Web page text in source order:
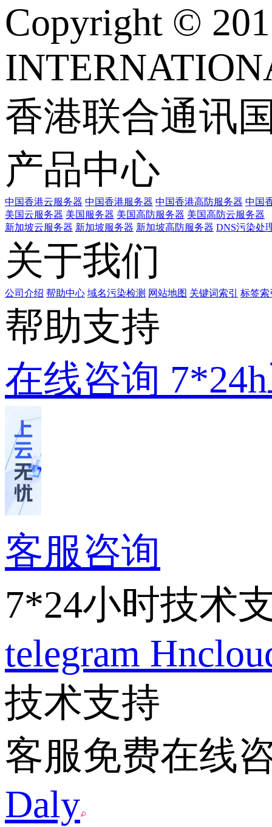
Copyright ©
香港联合通讯
产品中心
中国香港云服务器 中国香港服务器 中国香港高防服务器 中国
美国云服务器 美国服务器 美国高防服务器 美国高防云服务器
新加坡云服务器 新加坡服务器 新加坡高防服务器 DNS污染处
关于我们
公司介绍 帮助中心 域名污染检测 网站地图 关键词索引 标签索
帮助支持
在线咨询
客服咨询
7*24小时技术
telegram
技术支持
客服免费在线
Daly